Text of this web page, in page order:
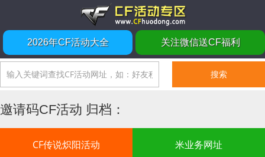
2026年CF活动大全 关注微信送CF福利
邀请码CF活动 归档：
CF传说炽阳活动 米业务网址